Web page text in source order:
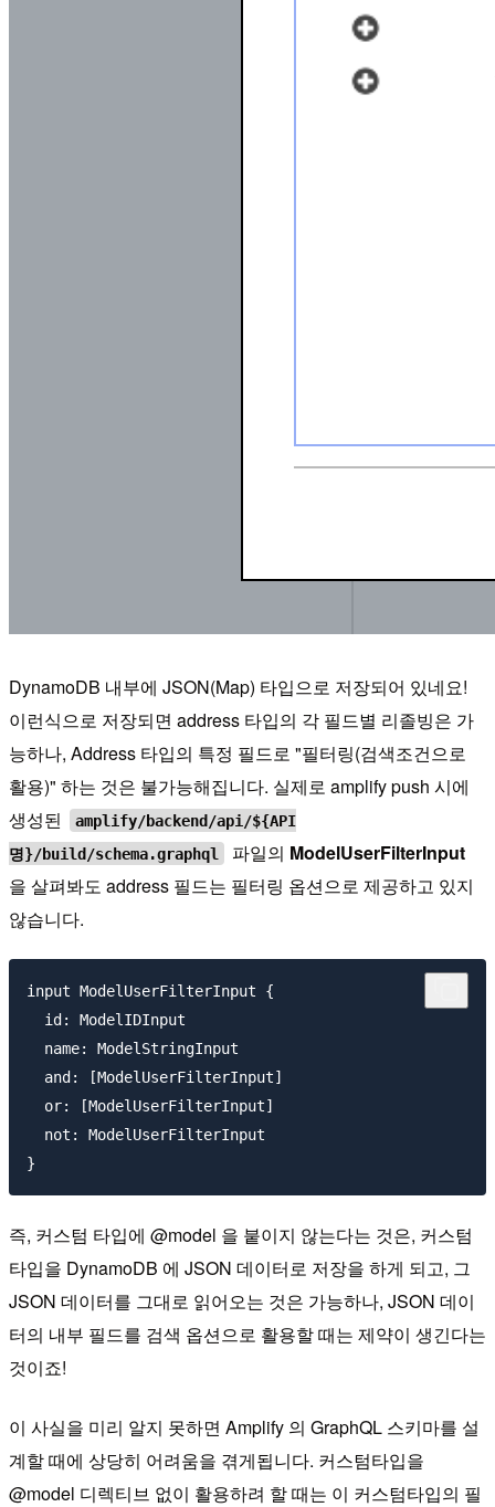
DynamoDB 내부에 JSON(Map) 타입으로 저장되어 있네요!
이런식으로 저장되면 address 타입의 각 필드별 리졸빙은 가
능하나, Address 타입의 특정 필드로 "필터링(검색조건으로
활용)" 하는 것은 불가능해집니다. 실제로 amplify push 시에
생성된
amplify/backend/api/${API
명}/build/schema.graphql
파일의 ModelUserFilterInput
을 살펴봐도 address 필드는 필터링 옵션으로 제공하고 있지
않습니다.
input ModelUserFilterInput {
  id: ModelIDInput
  name: ModelStringInput
  and: [ModelUserFilterInput]
  or: [ModelUserFilterInput]
  not: ModelUserFilterInput
즉, 커스텀 타입에 @model 을 붙이지 않는다는 것은, 커스텀
타입을 DynamoDB 에 JSON 데이터로 저장을 하게 되고, 그
JSON 데이터를 그대로 읽어오는 것은 가능하나, JSON 데이
터의 내부 필드를 검색 옵션으로 활용할 때는 제약이 생긴다는
것이죠!
이 사실을 미리 알지 못하면 Amplify 의 GraphQL 스키마를 설
계할 때에 상당히 어려움을 겪게됩니다. 커스텀타입을
@model 디렉티브 없이 활용하려 할 때는 이 커스텀타입의 필